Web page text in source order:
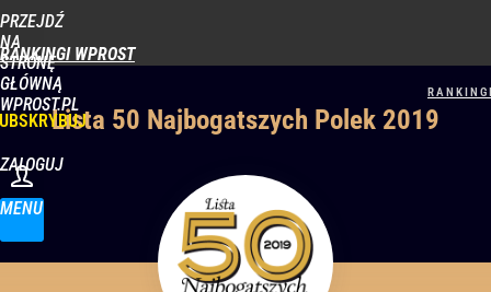
PRZEJDŹ
NA
STRONĘ
GŁÓWNĄ
WPROST.PL
RANKINGI WPROST
ZALOGUJ
MENU
Lista 50 Najbogatszych Polek 2019